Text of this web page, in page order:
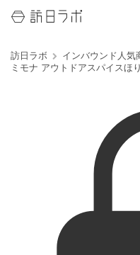
訪日ラボ インバウンド人気
ミモナ アウトドアスパイスほ